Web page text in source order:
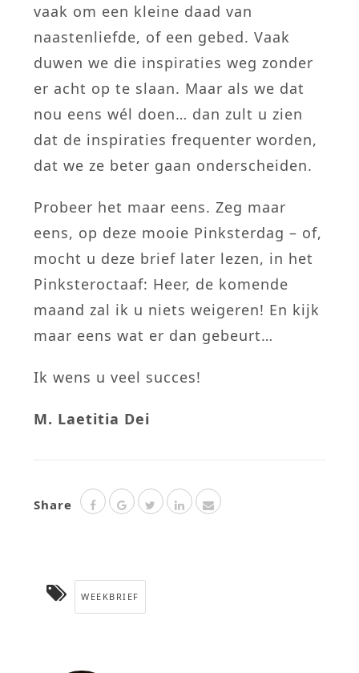
vaak om een kleine daad van
naastenliefde, of een gebed. Vaak
duwen we die inspiraties weg zonder
er acht op te slaan. Maar als we dat
nou eens wél doen… dan zult u zien
dat de inspiraties frequenter worden,
dat we ze beter gaan onderscheiden.
Probeer het maar eens. Zeg maar
eens, op deze mooie Pinksterdag – of,
mocht u deze brief later lezen, in het
Pinksteroctaaf: Heer, de komende
maand zal ik u niets weigeren! En kijk
maar eens wat er dan gebeurt…
Ik wens u veel succes!
M. Laetitia Dei
Share
WEEKBRIEF